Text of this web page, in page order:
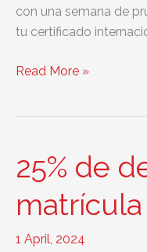
con una semana de
tu certificado
¡La
inglés
comienza
en
Read More »
25% de
1 April, 2024